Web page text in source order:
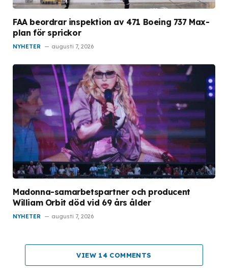
FAA beordrar inspektion av 471 Boeing 737 Max-
plan för sprickor
NYHETER augusti 7, 2026
Madonna-samarbetspartner och producent
William Orbit död vid 69 års ålder
NYHETER augusti 7, 2026
VIEW 14 COMMENTS